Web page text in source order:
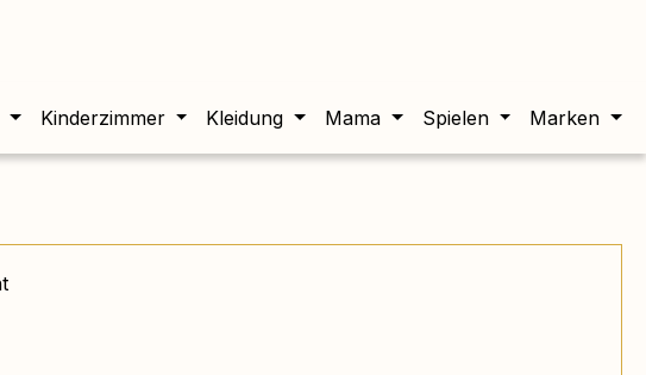
Kinderzimmer Kleidung Mama Spielen Marken